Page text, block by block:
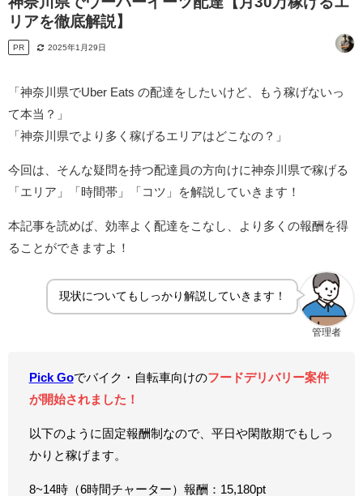
リアを徹底解説】
PR 2025年1月29日
「神奈川県でUber Eats の配達をしたいけど、もう稼げないっ
て本当？」
「神奈川県でより多く稼げるエリアはどこなの？」
今回は、そんな疑問を持つ配達員の方向けに神奈川県で稼げる
「エリア」「時間帯」「コツ」を解説していきます！
本記事を読めば、効率よく配達をこなし、より多くの報酬を得
ることができますよ！
管理者
現状についてもしっかり解説していきます！
Pick Goでバイク・自転車向けのフードデリバリー案件
が開始されました！
以下のように固定報酬制なので、平日や閑散期でもしっ
かりと稼げます。
8~14時（6時間チャーター）報酬：15,180pt